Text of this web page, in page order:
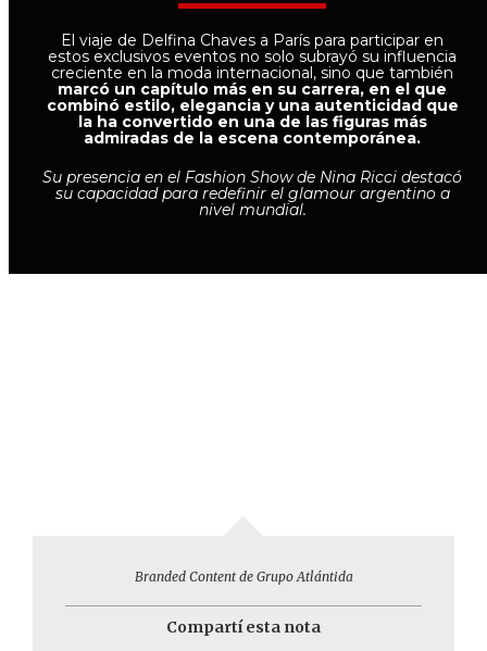
El viaje de Delfina Chaves a París para participar en
estos exclusivos eventos no solo subrayó su influencia
creciente en la moda internacional, sino que también
marcó un capítulo más en su carrera, en el que
combinó estilo, elegancia y una autenticidad que
la ha convertido en una de las figuras más
admiradas de la escena contemporánea.
Su presencia en el Fashion Show de Nina Ricci destacó
su capacidad para redefinir el glamour argentino a
nivel mundial.
Branded Content de Grupo Atlántida
Compartí esta nota